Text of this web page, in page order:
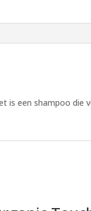
een shampoo die